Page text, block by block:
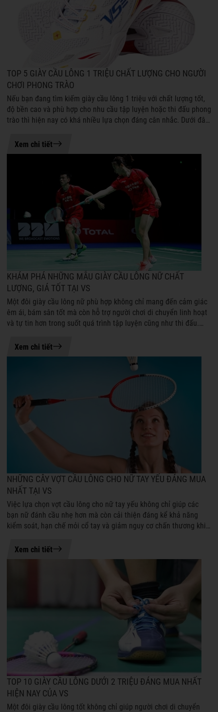
21-07-2026 08:54
TOP 5 GIÀY CẦU LÔNG 1 TRIỆU CHẤT LƯỢNG CHO NGƯỜI
CHƠI PHONG TRÀO
Nếu bạn đang tìm kiếm giày cầu lông 1 triệu với chất lượng tốt,
độ bền cao và phù hợp cho nhu cầu tập luyện hoặc thi đấu phong
trào thì hiện nay có khá nhiều lựa chọn đáng cân nhắc. Dưới đây
Xem chi tiết
21-07-2026 08:45
KHÁM PHÁ NHỮNG MẪU GIÀY CẦU LÔNG NỮ CHẤT
LƯỢNG, GIÁ TỐT TẠI VS
Một đôi giày cầu lông nữ phù hợp không chỉ mang đến cảm giác
êm ái, bám sân tốt mà còn hỗ trợ người chơi di chuyển linh hoạt
và tự tin hơn trong suốt quá trình tập luyện cũng như thi đấu.
Xem chi tiết
21-07-2026 08:50
NHỮNG CÂY VỢT CẦU LÔNG CHO NỮ TAY YẾU ĐÁNG MUA
NHẤT TẠI VS
Việc lựa chọn vợt cầu lông cho nữ tay yếu không chỉ giúp các
bạn nữ đánh cầu nhẹ hơn mà còn cải thiện đáng kể khả năng
kiểm soát, hạn chế mỏi cổ tay và giảm nguy cơ chấn thương khi
Xem chi tiết
TOP 10 GIÀY CẦU LÔNG DƯỚI 2 TRIỆU ĐÁNG MUA NHẤT
HIỆN NAY CỦA VS
Một đôi giày cầu lông tốt không chỉ giúp người chơi di chuyển